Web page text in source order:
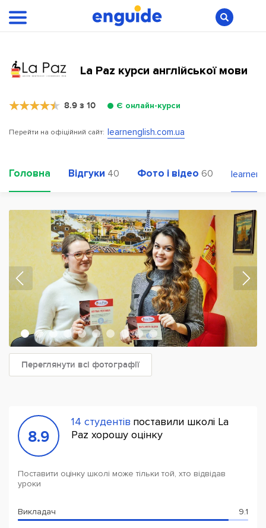
La Paz курси англійської мови
8.9 з 10 Є онлайн-курси
Перейти на офіційний сайт: learnenglish.com.ua
Головна Відгуки 40 Фото і відео 60
Переглянути всі фотографії
8.9
14 студентів поставили школі La
Paz хорошу оцінку
Поставити оцінку школі може тільки той, хто відвідав
уроки
Викладач 9.1